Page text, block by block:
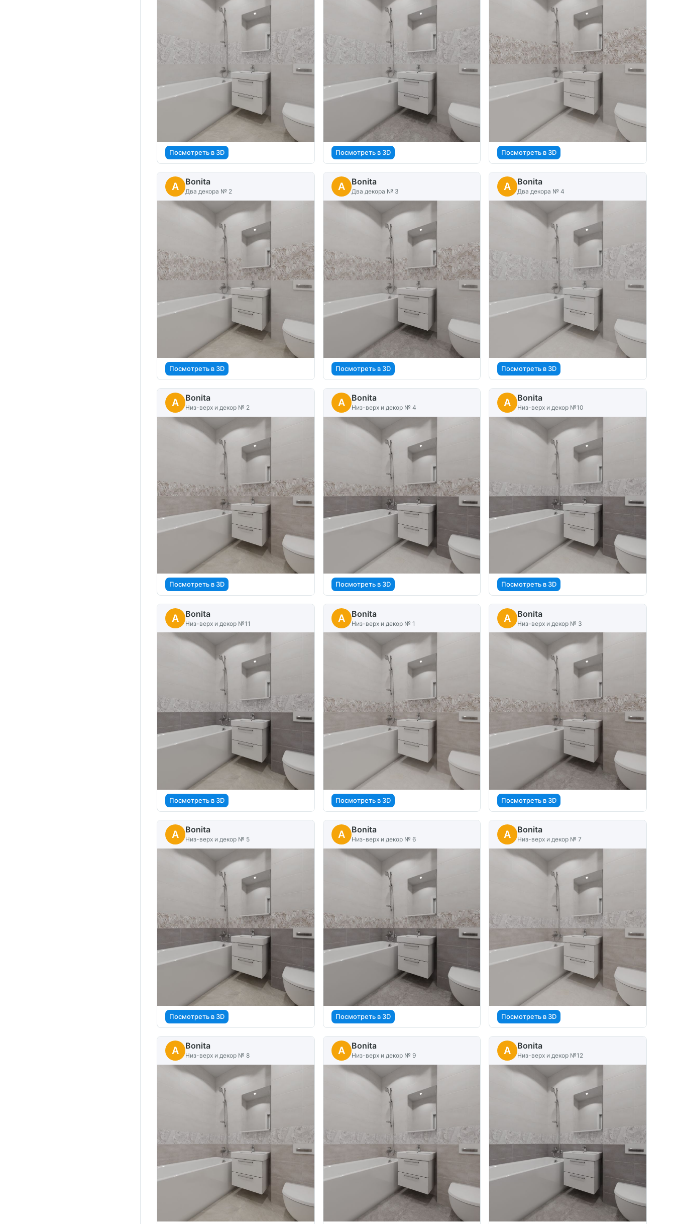
Посмотреть в 3D Посмотреть в 3D Посмотреть в 3D
A Bonita
Два декора № 2
Посмотреть в 3D
A Bonita
Два декора № 3
Посмотреть в 3D
A Bonita
Два декора № 4
Посмотреть в 3D
A Bonita
Низ-верх и декор № 2
Посмотреть в 3D
A Bonita
Низ-верх и декор № 4
Посмотреть в 3D
A Bonita
Низ-верх и декор №10
Посмотреть в 3D
A Bonita
Низ-верх и декор №11
Посмотреть в 3D
A Bonita
Низ-верх и декор № 1
Посмотреть в 3D
A Bonita
Низ-верх и декор № 3
Посмотреть в 3D
A Bonita
Низ-верх и декор № 5
Посмотреть в 3D
A Bonita
Низ-верх и декор № 6
Посмотреть в 3D
A Bonita
Низ-верх и декор № 7
Посмотреть в 3D
A Bonita
Низ-верх и декор № 8 A Bonita
Низ-верх и декор № 9 A Bonita
Низ-верх и декор №12